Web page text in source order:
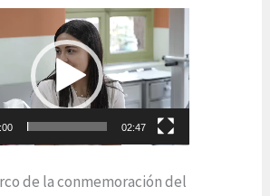
02:47
de la conmemoración del